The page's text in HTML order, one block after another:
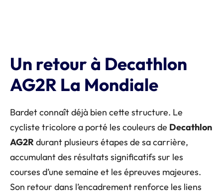
Un retour à Decathlon
AG2R La Mondiale
Bardet connaît déjà bien cette structure. Le
cycliste tricolore a porté les couleurs de Decathlon
AG2Rdurant plusieurs étapes de sa carrière,
accumulant des résultats significatifs sur les
courses d’une semaine et les épreuves majeures.
Son retour dans l’encadrement renforce les liens